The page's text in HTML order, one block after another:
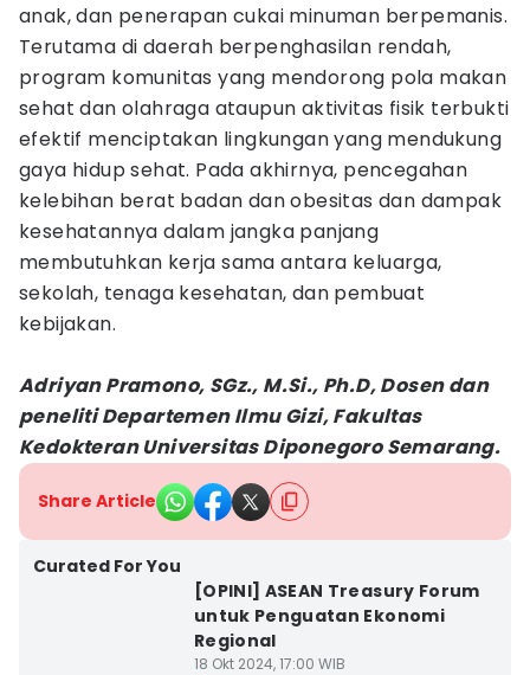
anak, dan penerapan cukai minuman berpemanis.
Terutama di daerah berpenghasilan rendah,
program komunitas yang mendorong pola makan
sehat dan olahraga ataupun aktivitas fisik terbukti
efektif menciptakan lingkungan yang mendukung
gaya hidup sehat. Pada akhirnya, pencegahan
kelebihan berat badan dan obesitas dan dampak
kesehatannya dalam jangka panjang
membutuhkan kerja sama antara keluarga,
sekolah, tenaga kesehatan, dan pembuat
kebijakan.
Adriyan Pramono, SGz., M.Si., Ph.D, Dosen dan
peneliti Departemen Ilmu Gizi, Fakultas
Kedokteran Universitas Diponegoro Semarang.
Share Article
Curated For You
[OPINI] ASEAN Treasury Forum
untuk Penguatan Ekonomi
Regional
18 Okt 2024, 17:00 WIB